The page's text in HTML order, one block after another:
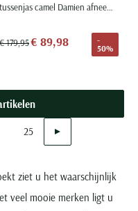
tussenjas camel Damien afneembare capuchon
€ 179,95€ 89,98
-
50%
Page
25 Volgende
ziet u het waarschijnlijk
veel mooie merken ligt u